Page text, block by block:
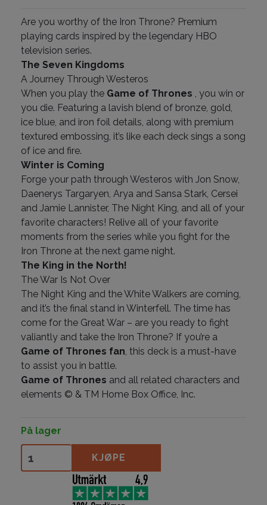
Are you worthy of the Iron Throne? Premium
playing cards inspired by the legendary HBO
television series.
The Seven Kingdoms
A Journey Through Westeros
When you play the Game of Thrones , you win or
you die. Featuring a lavish blend of bronze, gold,
ice blue, and iron foil details, along with premium
textured embossing, it’s like each deck sings a song
of ice and fire.
Winter is Coming
Forge your path through Westeros with Jon Snow,
Daenerys Targaryen, Arya and Sansa Stark, Cersei
and Jamie Lannister, The Night King, and all of your
favorite characters! Relive all of your favorite
moments from the series while you fight for the
Iron Throne at the next game night.
The King in the North!
The War Is Not Over
The Night King and the White Walkers are coming,
and it’s the final stand in Winterfell. The time has
come for the Great War – are you ready to fight
valiantly and take the Iron Throne? If you’re a
Game of Thrones fan, this deck is a must-have
to assist you in battle.
Game of Thrones and all related characters and
elements © & TM Home Box Office, Inc.
På lager
KJØPE